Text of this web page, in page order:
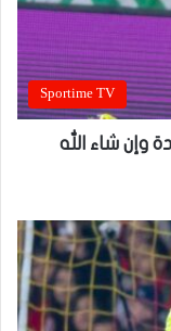
Sportime TV
وإن شاء الله